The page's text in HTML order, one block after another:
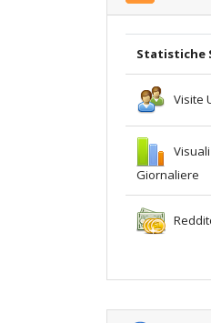
Statistiche
Visite
Giornaliere